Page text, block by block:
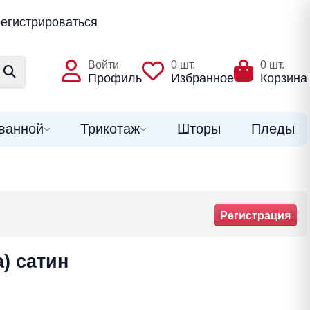
Войти
Профиль
0 шт.
Избранное
0 шт.
Корзина
Трикотаж Шторы Пледы
Регистрация
сатин